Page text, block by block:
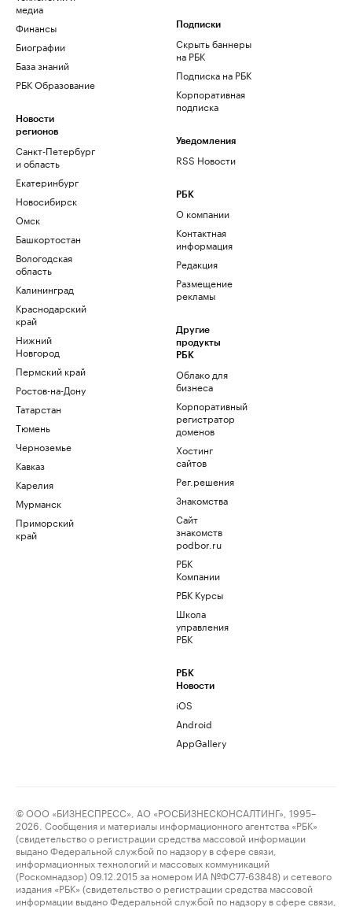
медиа
Финансы
Биографии
База знаний
РБК Образование
Новости
регионов
Санкт-Петербург
и область
Екатеринбург
Новосибирск
Омск
Башкортостан
Вологодская
область
Калининград
Краснодарский
край
Нижний
Новгород
Пермский край
Ростов-на-Дону
Татарстан
Тюмень
Черноземье
Кавказ
Карелия
Мурманск
Приморский
край
Подписки
Скрыть баннеры
на РБК
Подписка на РБК
Корпоративная
подписка
Уведомления
RSS Новости
РБК
О компании
Контактная
информация
Редакция
Размещение
рекламы
Другие
продукты
РБК
Облако для
бизнеса
Корпоративный
регистратор
доменов
Хостинг
сайтов
Рег.решения
Знакомства
Сайт
знакомств
podbor.ru
РБК
Компании
РБК Курсы
Школа
управления
РБК
РБК
Новости
iOS
Android
AppGallery
© ООО «БИЗНЕСПРЕСС», АО «РОСБИЗНЕСКОНСАЛТИНГ», 1995–
2026. Сообщения и материалы информационного агентства «РБК»
(свидетельство о регистрации средства массовой информации
выдано Федеральной службой по надзору в сфере связи,
информационных технологий и массовых коммуникаций
(Роскомнадзор) 09.12.2015 за номером ИА №ФС77-63848) и сетевого
издания «РБК» (свидетельство о регистрации средства массовой
информации выдано Федеральной службой по надзору в сфере связи,